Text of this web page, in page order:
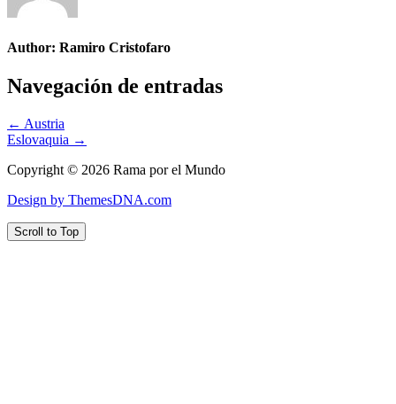
Author: Ramiro Cristofaro
Navegación de entradas
← Austria
Eslovaquia →
Copyright © 2026 Rama por el Mundo
Design by ThemesDNA.com
Scroll to Top